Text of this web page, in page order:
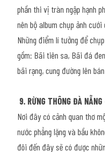
phần thi vị tràn ngập hạnh
nên bộ album chụp ảnh
Những điểm lí tưởng để
gồm: Bãi tiên sa, Bãi đá
bãi rạng, cung đường lên
9. RỪNG THÔNG ĐÀ
Nơi đây có cảnh quan thơ
nước phẳng lặng và bầu
đôi đến đây sẽ có được